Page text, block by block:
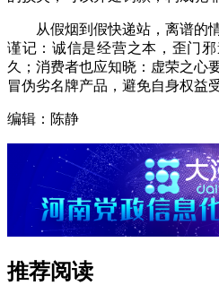
从假烟到假快递站，离谱的
谨记：诚信是经营之本，歪门
久；消费者也应知晓：虚荣之心
冒伪劣名牌产品，避免自身权益受
编辑：陈静
推荐阅读